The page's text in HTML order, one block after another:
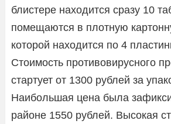
блистере находится сразу 10
помещаются в плотную
которой находится по 4
Стоимость противовирусного
стартует от 1300 рублей за
Наибольшая цена была
районе 1550 рублей. Высокая